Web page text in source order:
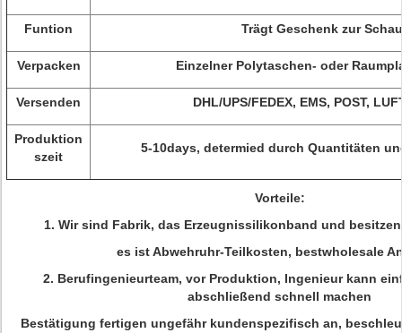
Funtion Trägt Geschenk zur Schau
Verpacken Einzelner Polytaschen- oder
Versenden DHL/UPS/FEDEX, EMS, POST,
Produktion
szeit
5-10days, determied durch Quantitäten
Vorteile:
1. Wir sind Fabrik, das Erzeugnissilikonband und
es ist Abwehruhr-Teilkosten, bestwholesale
2. Berufingenieurteam, vor Produktion, Ingenieur kann
abschließend schnell machen
Bestätigung fertigen ungefähr kundenspezifisch an,